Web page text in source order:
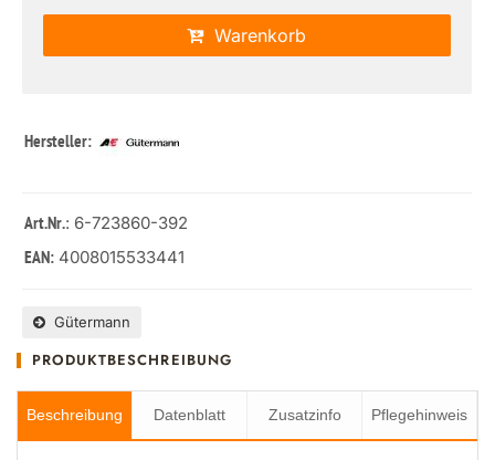
Warenkorb
Hersteller:
Art.Nr.: 6-723860-392
EAN: 4008015533441
Gütermann
PRODUKTBESCHREIBUNG
Beschreibung Datenblatt Zusatzinfo Pflegehinweis